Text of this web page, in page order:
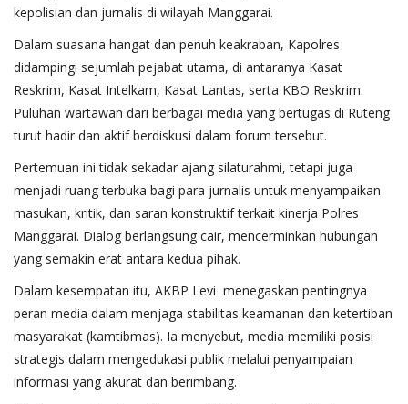
kepolisian dan jurnalis di wilayah Manggarai.
Dalam suasana hangat dan penuh keakraban, Kapolres
didampingi sejumlah pejabat utama, di antaranya Kasat
Reskrim, Kasat Intelkam, Kasat Lantas, serta KBO Reskrim.
Puluhan wartawan dari berbagai media yang bertugas di Ruteng
turut hadir dan aktif berdiskusi dalam forum tersebut.
Pertemuan ini tidak sekadar ajang silaturahmi, tetapi juga
menjadi ruang terbuka bagi para jurnalis untuk menyampaikan
masukan, kritik, dan saran konstruktif terkait kinerja Polres
Manggarai. Dialog berlangsung cair, mencerminkan hubungan
yang semakin erat antara kedua pihak.
Dalam kesempatan itu, AKBP Levi menegaskan pentingnya
peran media dalam menjaga stabilitas keamanan dan ketertiban
masyarakat (kamtibmas). Ia menyebut, media memiliki posisi
strategis dalam mengedukasi publik melalui penyampaian
informasi yang akurat dan berimbang.